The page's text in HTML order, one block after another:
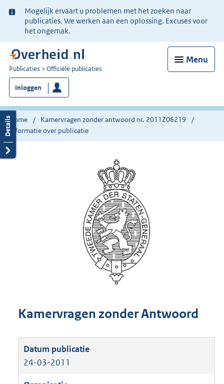
Ter
informatie:
Mogelijk ervaart u problemen met het zoeken naar
publicaties. We werken aan een oplossing. Excuses voor
het ongemak.
Menu
U
bent
nu
hier:
Publicaties Officiële publicaties
Inloggen
Home
Kamervragen zonder antwoord nr. 2011Z06219
Informatie over publicatie
Kamervragen zonder Antwoord
24-03-2011